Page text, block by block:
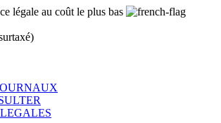
légale au coût le plus bas